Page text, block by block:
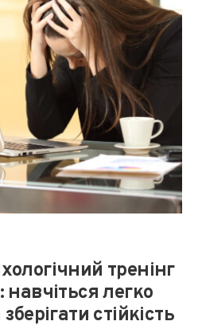
тренінг
легко
стійкість